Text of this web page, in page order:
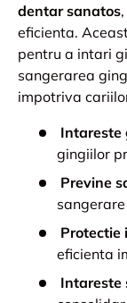
dentar sanatos
eficienta.
pentru a intari
sangerarea
impotriva
Intareste
gingiilor
Previne
Protectie
eficienta
Intareste